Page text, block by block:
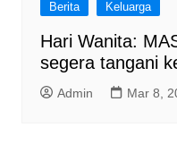
Berita Keluarga
Hari Wanita:
segera tangani
Admin Mar 8,